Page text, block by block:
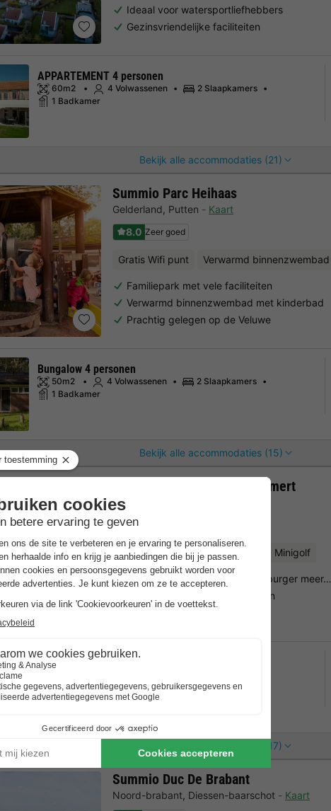
Ideaal voor watersportliefhebbers
Gezinsvriendelijke faciliteiten
Bekijk alle accommodaties (21)
APPARTEMENT 4 personen
60m2 4 Volwassenen
2 Slaapkamers
1 Badkamer
Summio Parc Heihaas
Gelderland, Putten
Kaart
8.0 Zeer goed
Gratis Wifi punt Verwarmd binnenzwembad
Familiepark met vele faciliteiten
Verwarmd binnenzwembad met kinderbad
Prachtig gelegen op de Veluwe
Bekijk alle accommodaties (15)
Bungalow 4 personen
50m2 4 Volwassenen
2 Slaapkamers
1 Badkamer
Summio Waterpark De Bloemert
Drenthe
8.0
Gratis Wifi punt Fietsverhuur Minigolf
Directe ligging aan het Kronenburger meer…
Gevarieerde vrijetijdsactiviteiten
Bekijk alle accommodaties (17)
Bungalow 2 personen
1 Badkamer
Summio Duc De Brabant
Noord-brabant, Diessen-baarschot
Kaart